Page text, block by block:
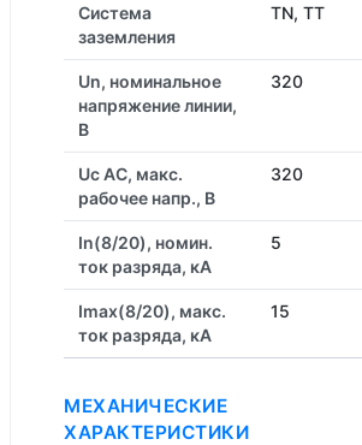
Система
заземления
TN, TT
Un, номинальное
напряжение линии,
В
320
Uc AC, макс.
рабочее напр., В
320
In(8/20), номин.
ток разряда, кА
5
Imax(8/20), макс.
ток разряда, кА
15
МЕХАНИЧЕСКИЕ
ХАРАКТЕРИСТИКИ